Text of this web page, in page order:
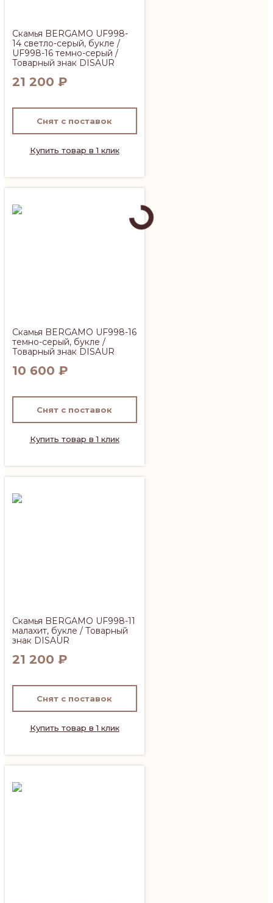
Скамья BERGAMO UF998-
14 светло-серый, букле /
UF998-16 темно-серый /
Товарный знак DISAUR
21 200 ₽
Снят с поставок
Купить товар в 1 клик
Скамья BERGAMO UF998-16
темно-серый, букле /
Товарный знак DISAUR
10 600 ₽
Снят с поставок
Купить товар в 1 клик
Скамья BERGAMO UF998-11
малахит, букле / Товарный
знак DISAUR
21 200 ₽
Снят с поставок
Купить товар в 1 клик